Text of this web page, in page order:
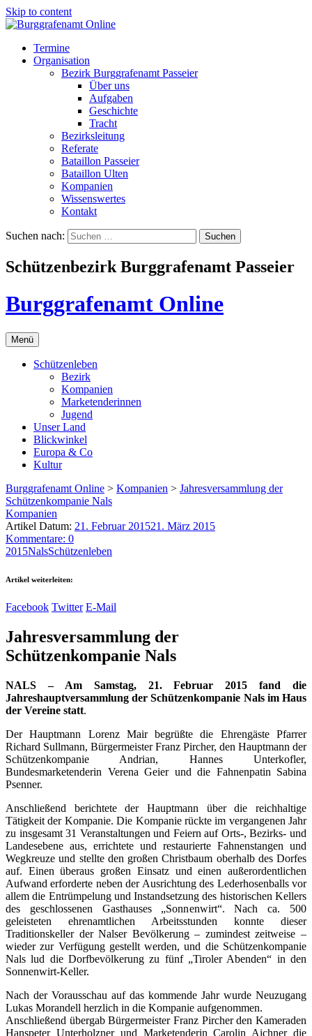
Skip to content
Termine
Organisation
Bezirk Burggrafenamt Passeier
Über uns
Aufgaben
Geschichte
Tracht
Bezirksleitung
Referate
Bataillon Passeier
Bataillon Ulten
Kompanien
Wissenswertes
Kontakt
Suchen nach:
Schützenbezirk Burggrafenamt Passeier
Burggrafenamt Online
Menü
Schützenleben
Bezirk
Kompanien
Marketenderinnen
Jugend
Unser Land
Blickwinkel
Europa & Co
Kultur
Burggrafenamt Online > Kompanien > Jahresversammlung der
Schützenkompanie Nals
Kompanien
Artikel Datum: 21. Februar 201521. März 2015
Kommentare: 0
2015NalsSchützenleben
Artikel weiterleiten:
Facebook Twitter E-Mail
Jahresversammlung der
Schützenkompanie Nals
NALS – Am Samstag, 21. Februar 2015 fand die
Jahreshauptversammlung der Schützenkompanie Nals im Haus
der Vereine statt.
Der Hauptmann Lorenz Mair begrüßte die Ehrengäste Pfarrer
Richard Sullmann, Bürgermeister Franz Pircher, den Hauptmann der
Schützenkompanie Andrian, Hannes Unterkofler,
Bundesmarketenderin Verena Geier und die Fahnenpatin Sabina
Psenner.
Anschließend berichtete der Hauptmann über die reichhaltige
Tätigkeit der Kompanie. Die Kompanie rückte im vergangenen Jahr
zu insgesamt 31 Veranstaltungen und Feiern auf Orts-, Bezirks- und
Landesebene aus, errichtete und restaurierte Fahnenstangen und
Wegkreuze und stellte den großen Christbaum oberhalb des Dorfes
auf. Einen überaus großen Einsatz und einen außerordentlichen
Aufwand erforderte neben der Ausrichtung des Lederhosenballs vor
allem die Entrümpelung und Instandsetzung des historischen Kellers
des geschlossenen Gasthauses „Sonnenwirt“. Nach ca. 500
geleisteten ehrenamtlichen Arbeitsstunden konnte dieser
Traditionskeller der Nalser Bevölkerung – zumindest zeitweise –
wieder zur Verfügung gestellt werden, und die Schützenkompanie
Nals lud die Dorfbevölkerung zu fünf „Tiroler Abenden“ in den
Sonnenwirt-Keller.
Nach der Vorausschau auf das kommende Jahr wurde Neuzugang
Lukas Morandell herzlich in die Kompanie aufgenommen.
Anschließend übergab Bürgermeister Franz Pircher den Kameraden
Hanspeter Unterholzner und Marketenderin Carolin Aichner die